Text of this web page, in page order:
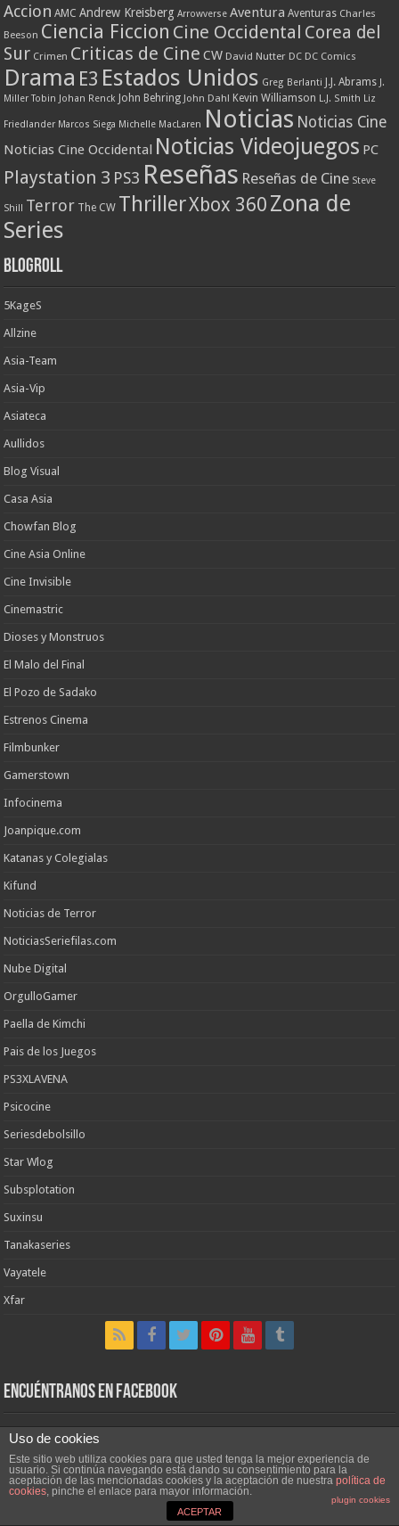
Accion AMC Andrew Kreisberg Arrowverse Aventura Aventuras Charles
Beeson Ciencia Ficcion Cine Occidental Corea del
Sur Crimen Criticas de Cine CW David Nutter DC DC Comics
Drama E3 Estados Unidos Greg Berlanti J.J. Abrams J.
Miller Tobin Johan Renck John Behring John Dahl Kevin Williamson L.J. Smith Liz
Friedlander Marcos Siega Michelle MacLaren Noticias Noticias Cine
Noticias Cine Occidental Noticias Videojuegos PC
Playstation 3 PS3 Reseñas Reseñas de Cine Steve
Shill Terror The CW ThrillerXbox 360 Zona de
Series
Blogroll
5KageS
Allzine
Asia-Team
Asia-Vip
Asiateca
Aullidos
Blog Visual
Casa Asia
Chowfan Blog
Cine Asia Online
Cine Invisible
Cinemastric
Dioses y Monstruos
El Malo del Final
El Pozo de Sadako
Estrenos Cinema
Filmbunker
Gamerstown
Infocinema
Joanpique.com
Katanas y Colegialas
Kifund
Noticias de Terror
NoticiasSeriefilas.com
Nube Digital
OrgulloGamer
Paella de Kimchi
Pais de los Juegos
PS3XLAVENA
Psicocine
Seriesdebolsillo
Star Wlog
Subsplotation
Suxinsu
Tanakaseries
Vayatele
Xfar
Encuéntranos en Facebook
Uso de cookies
Este sitio web utiliza cookies para que usted tenga la mejor experiencia de
usuario. Si continúa navegando está dando su consentimiento para la
aceptación de las mencionadas cookies y la aceptación de nuestra política de
cookies, pinche el enlace para mayor información.
plugin cookies
ACEPTAR